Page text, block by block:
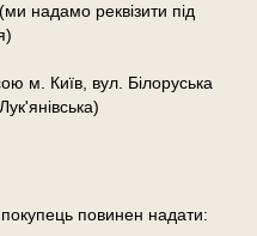
надамо реквізити під
м. Київ, вул. Білоруська
повинен надати: